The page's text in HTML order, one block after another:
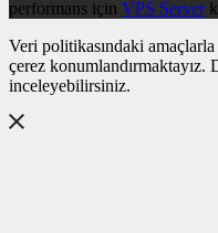
performans için VPS Server
Veri politikasındaki amaçlarla
çerez konumlandırmaktayız.
inceleyebilirsiniz.